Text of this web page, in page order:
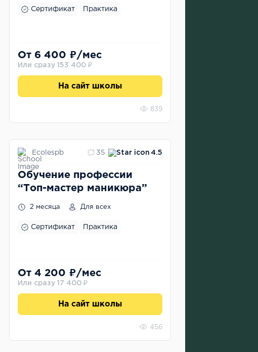
Сертификат Практика
От 6 400 ₽/мес
Или сразу 153 400 ₽
На сайт школы
839
Ecolespb 35 4.5
Обучение профессии
“Топ-мастер маникюра”
2 месяца Для всех
Сертификат Практика
От 4 200 ₽/мес
Или сразу 17 400 ₽
На сайт школы
456